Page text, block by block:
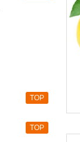
TOP
TOP